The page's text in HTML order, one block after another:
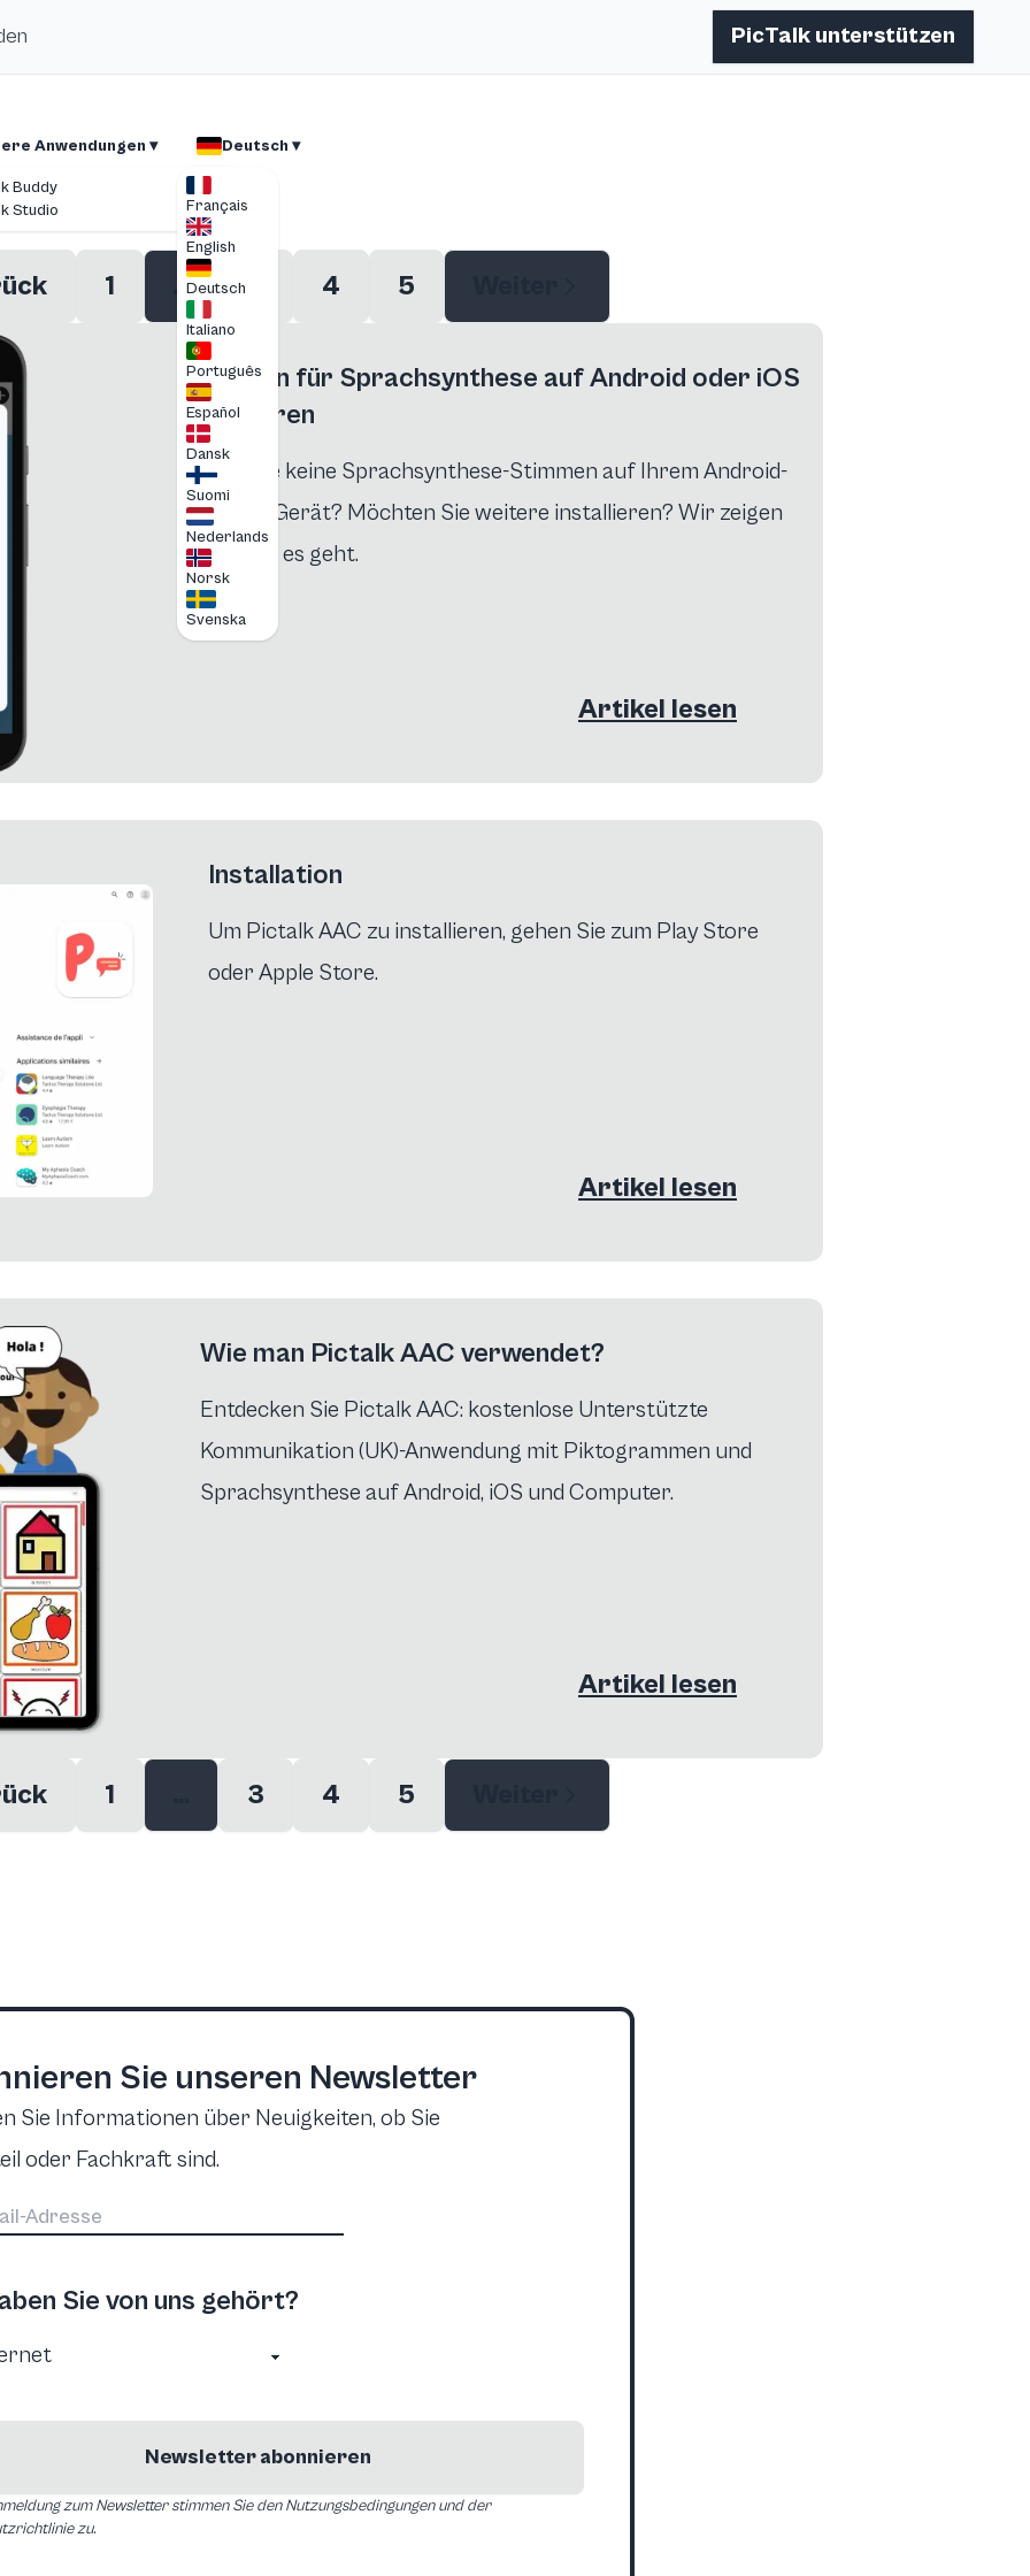
PicTalk unterstützen
Anwendungen ▾
Buddy
Studio
Deutsch ▾
Français
English
Deutsch
Italiano
Português
Español
Dansk
Suomi
Nederlands
Norsk
Svenska
1 ... 4 5
Stimmen für Sprachsynthese auf Android oder iOS
installieren
Haben Sie keine Sprachsynthese-Stimmen auf Ihrem Android-
oder iOS-Gerät? Möchten Sie weitere installieren? Wir zeigen
Ihnen, wie es geht.
Artikel lesen
Installation
Um Pictalk AAC zu installieren, gehen Sie zum Play Store
oder Apple Store.
Artikel lesen
Wie man Pictalk AAC verwendet?
Entdecken Sie Pictalk AAC: kostenlose Unterstützte
Kommunikation (UK)-Anwendung mit Piktogrammen und
Sprachsynthese auf Android, iOS und Computer.
Artikel lesen
1 3 4 5
Sie unseren Newsletter
Sie Informationen über Neuigkeiten, ob Sie
oder Fachkraft sind.
Sie von uns gehört?
Newsletter abonnieren
zum Newsletter stimmen Sie den Nutzungsbedingungen und der
zu.